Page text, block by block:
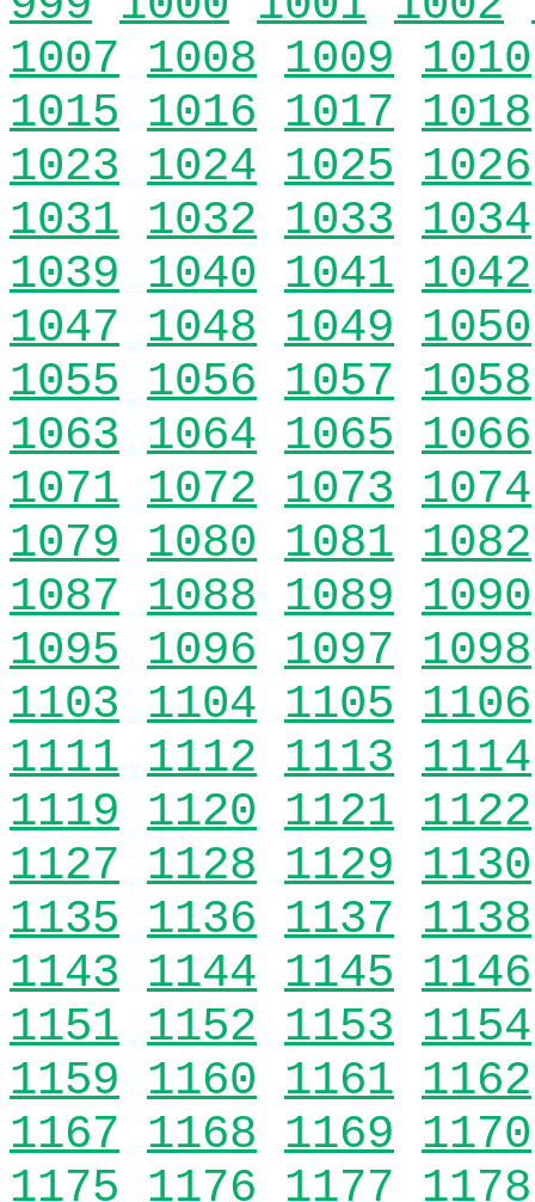
1007 1008 1009 1010
1015 1016 1017 1018
1023 1024 1025 1026
1031 1032 1033 1034
1039 1040 1041 1042
1047 1048 1049 1050
1055 1056 1057 1058
1063 1064 1065 1066
1071 1072 1073 1074
1079 1080 1081 1082
1087 1088 1089 1090
1095 1096 1097 1098
1103 1104 1105 1106
1111 1112 1113 1114
1119 1120 1121 1122
1127 1128 1129 1130
1135 1136 1137 1138
1143 1144 1145 1146
1151 1152 1153 1154
1159 1160 1161 1162
1167 1168 1169 1170
1175 1176 1177 1178